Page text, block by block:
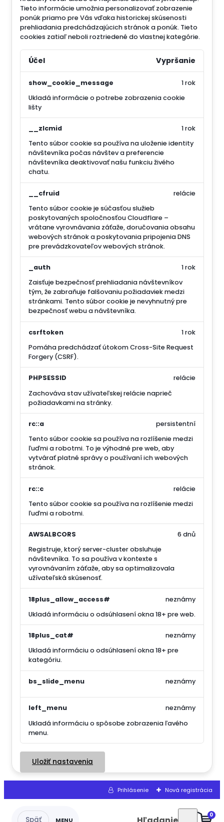
Tieto informácie umožnia personalizovať zobrazenie
ponúk priamo pre Vás vďaka historickej skúsenosti
prehliadania predchádzajúcich stránok a ponúk. Tieto
cookies zatiaľ neboli roztriedené do vlastnej kategórie.
Účel Vypršanie
show_cookie_message
Ukladá informácie o potrebe zobrazenia cookie
lišty
1 rok
__zlcmid
Tento súbor cookie sa používa na uloženie identity
návštevníka počas návštev a preferencie
návštevníka deaktivovať našu funkciu živého
chatu.
1 rok
__cfruid
Tento súbor cookie je súčasťou služieb
poskytovaných spoločnosťou Cloudflare –
vrátane vyrovnávania záťaže, doručovania obsahu
webových stránok a poskytovania pripojenia DNS
pre prevádzkovateľov webových stránok.
relácie
_auth
Zaisťuje bezpečnosť prehliadania návštevníkov
tým, že zabraňuje falšovaniu požiadaviek medzi
stránkami. Tento súbor cookie je nevyhnutný pre
bezpečnosť webu a návštevníka.
1 rok
csrftoken
Pomáha predchádzať útokom Cross-Site Request
Forgery (CSRF).
1 rok
PHPSESSID
Zachováva stav užívateľskej relácie naprieč
požiadavkami na stránky.
relácie
rc::a
Tento súbor cookie sa používa na rozlíšenie medzi
ľuďmi a robotmi. To je výhodné pre web, aby
vytvárať platné správy o používaní ich webových
stránok.
persistentní
rc::c
Tento súbor cookie sa používa na rozlíšenie medzi
ľuďmi a robotmi.
relácie
AWSALBCORS
Registruje, ktorý server-cluster obsluhuje
návštevníka. To sa používa v kontexte s
vyrovnávaním záťaže, aby sa optimalizovala
užívateľská skúsenosť.
6 dnů
18plus_allow_access#
Ukladá informáciu o odsúhlasení okna 18+ pre web.
neznámy
18plus_cat#
Ukladá informáciu o odsúhlasení okna 18+ pre
kategóriu.
neznámy
bs_slide_menu neznámy
left_menu
Ukladá informáciu o spôsobe zobrazenia ľavého
menu.
neznámy
Uložiť nastavenia
Prihlásenie Nová registrácia
0